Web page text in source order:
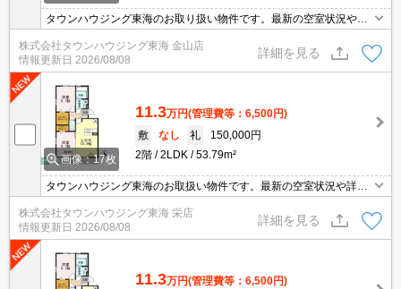
タウンハウジング東海のお取り扱い物件です。最新の空室状況やの
詳細などお気軽にお問い合わせ下さい。
株式会社タウンハウジング東海 金山店
情報更新日 2026/08/08
詳細を見る
画像：17枚
11.3万円(管理費等：6,500円)
敷
なし 礼
150,000円
2階
2LDK 53.79m²
タウンハウジング東海のお取扱い物件です。最新の空室状況や詳細
などお気軽にお問い合わせください。
株式会社タウンハウジング東海 栄店
情報更新日 2026/08/08
詳細を見る
11.3万円(管理費等：6,500円)